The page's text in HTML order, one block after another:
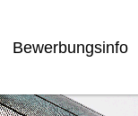
Bewerbungsinfo